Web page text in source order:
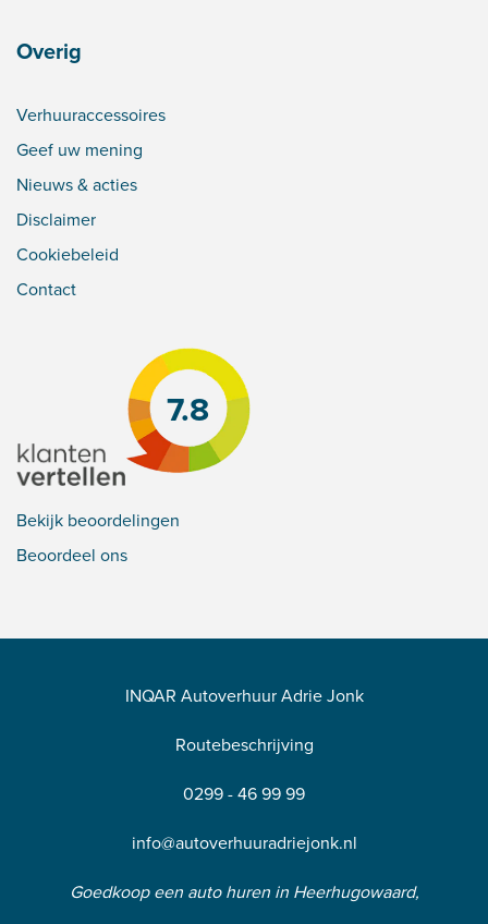
Overig
Verhuuraccessoires
Geef uw mening
Nieuws & acties
Disclaimer
Cookiebeleid
Contact
7.8
Bekijk beoordelingen
Beoordeel ons
INQAR Autoverhuur Adrie Jonk
Routebeschrijving
0299 - 46 99 99
info@autoverhuuradriejonk.nl
Goedkoop een auto huren in Heerhugowaard,